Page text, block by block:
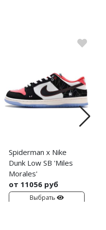
Spiderman x Nike
Dunk Low SB 'Miles
Morales'
от 11056 руб
Выбрать